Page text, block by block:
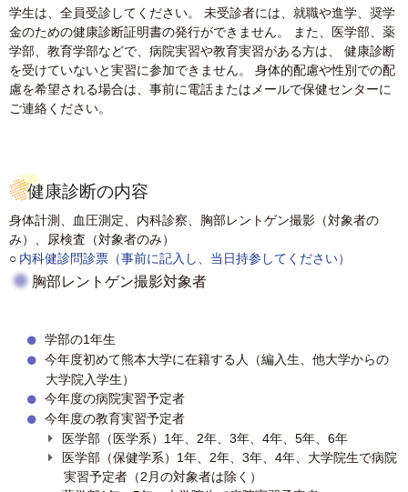
学生は、全員受診してください。 未受診者には、就職や進学、奨学
金のための健康診断証明書の発行ができません。 また、医学部、薬
学部、教育学部などで、病院実習や教育実習がある方は、 健康診断
を受けていないと実習に参加できません。 身体的配慮や性別での配
慮を希望される場合は、事前に電話またはメールで保健センターに
ご連絡ください。
健康診断の内容
身体計測、血圧測定、内科診察、胸部レントゲン撮影（対象者の
み）、尿検査（対象者のみ）
○ 内科健診問診票（事前に記入し、当日持参してください）
胸部レントゲン撮影対象者
学部の1年生
今年度初めて熊本大学に在籍する人（編入生、他大学からの
大学院入学生）
今年度の病院実習予定者
今年度の教育実習予定者
医学部（医学系）1年、2年、3年、4年、5年、6年
医学部（保健学系）1年、2年、3年、4年、大学院生で病院
実習予定者（2月の対象者は除く）
時間外の対応
お問い合わせ
更新情報＆お知らせ